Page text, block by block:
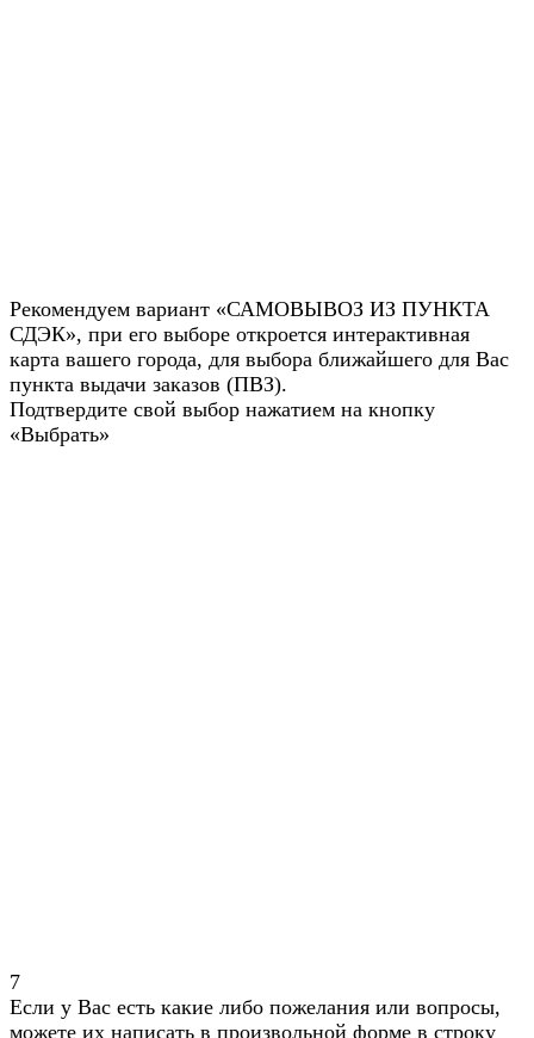
Рекомендуем вариант «САМОВЫВОЗ ИЗ ПУНКТА
СДЭК», при его выборе откроется интерактивная
карта вашего города, для выбора ближайшего для Вас
пункта выдачи заказов (ПВЗ).
Подтвердите свой выбор нажатием на кнопку
«Выбрать»
7
Если у Вас есть какие либо пожелания или вопросы,
можете их написать в произвольной форме в строку